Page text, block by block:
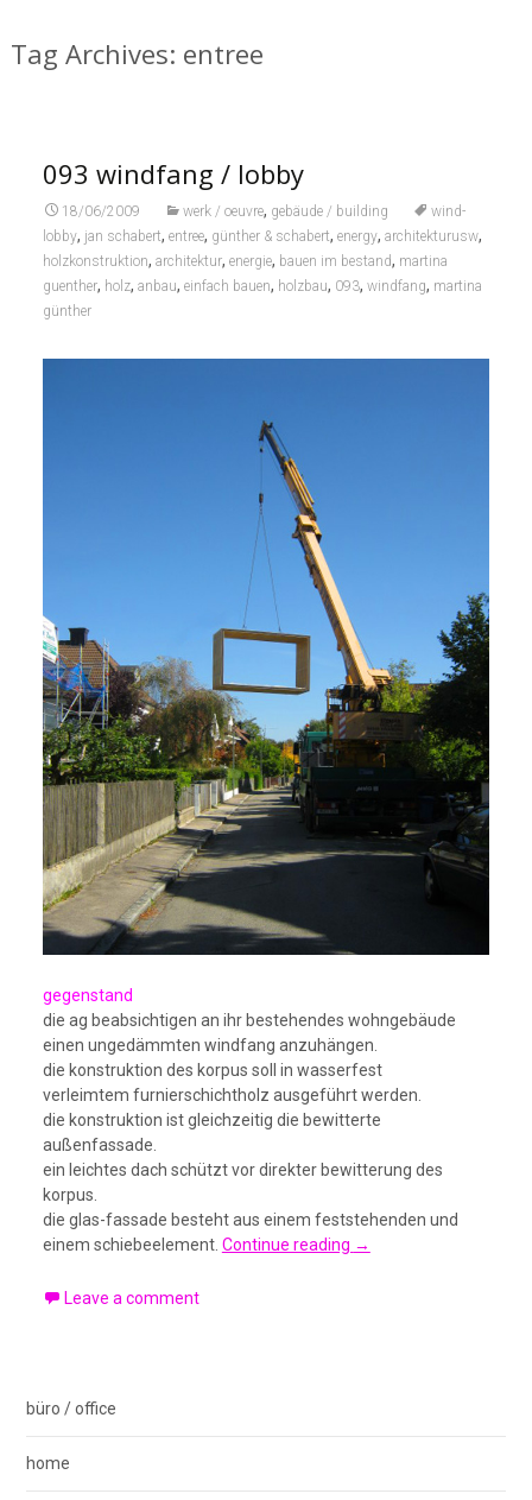
Tag Archives: entree
093 windfang / lobby
18/06/2009 werk / oeuvre, gebäude / building
wind-
lobby, jan schabert, entree, günther & schabert, energy, architekturusw,
holzkonstruktion, architektur, energie, bauen im bestand, martina
guenther, holz, anbau, einfach bauen, holzbau, 093, windfang, martina
günther
gegenstand
die ag beabsichtigen an ihr bestehendes wohngebäude
einen ungedämmten windfang anzuhängen.
die konstruktion des korpus soll in wasserfest
verleimtem furnierschichtholz ausgeführt werden.
die konstruktion ist gleichzeitig die bewitterte
außenfassade.
ein leichtes dach schützt vor direkter bewitterung des
korpus.
die glas-fassade besteht aus einem feststehenden und
einem schiebeelement. Continue reading →
Leave a comment
büro / office
home